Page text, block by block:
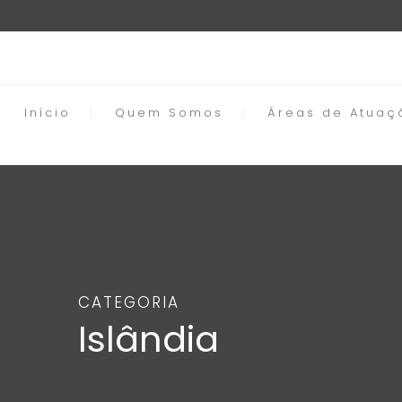
Início Quem Somos Áreas de
CATEGORIA
Islândia